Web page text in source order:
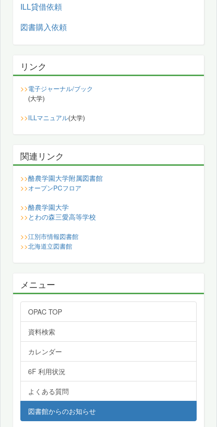
ILL貸借依頼
図書購入依頼
リンク
>>電子ジャーナル/ブック
(大学)
>>ILLマニュアル(大学)
関連リンク
>>酪農学園大学附属図書館
>>オープンPCフロア
>>酪農学園大学
>> とわの森三愛高等学校
>>江別市情報図書館
>>北海道立図書館
メニュー
OPAC TOP
資料検索
カレンダー
6F 利用状況
よくある質問
図書館からのお知らせ